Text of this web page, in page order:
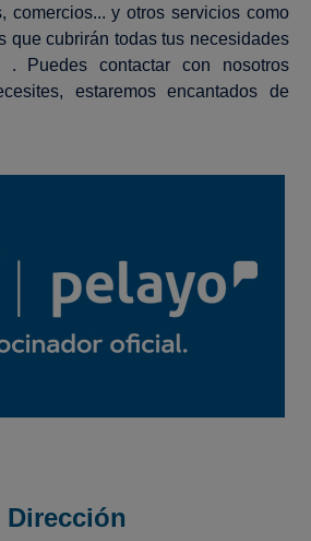
comercios... y otros servicios como
que cubrirán todas tus necesidades
. Puedes contactar con nosotros
estaremos encantados de
Dirección